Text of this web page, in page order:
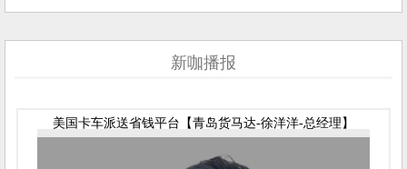
新咖播报
美国卡车派送省钱平台【青岛货马达-徐洋洋-总经理】